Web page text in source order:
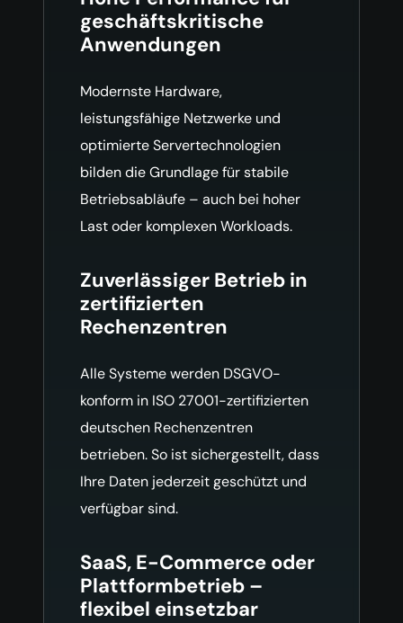
geschäftskritische
Anwendungen
Modernste Hardware,
leistungsfähige Netzwerke und
optimierte Servertechnologien
bilden die Grundlage für stabile
Betriebsabläufe – auch bei hoher
Last oder komplexen Workloads.
Zuverlässiger Betrieb in
zertifizierten
Rechenzentren
Alle Systeme werden DSGVO-
konform in ISO 27001-zertifizierten
deutschen Rechenzentren
betrieben. So ist sichergestellt, dass
Ihre Daten jederzeit geschützt und
verfügbar sind.
SaaS, E-Commerce oder
Plattformbetrieb –
flexibel einsetzbar